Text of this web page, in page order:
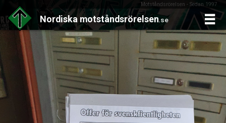
Motståndsrörelsen - Sedan 1997
Nordiska motståndsrörelsen.se
content